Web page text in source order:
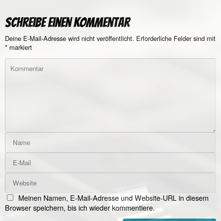
Schreibe einen Kommentar
Deine E-Mail-Adresse wird nicht veröffentlicht. Erforderliche Felder sind mit
* markiert
Meinen Namen, E-Mail-Adresse und Website-URL in diesem
Browser speichern, bis ich wieder kommentiere.